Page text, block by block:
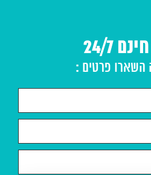
24/7
השארו פרטים :